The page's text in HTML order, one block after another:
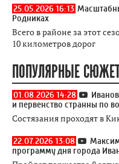
25.05.2026 16:13
Родниках
Всего в районе за этот
10 километров дорог
ПОПУЛЯРНЫЕ
01.08.2026 14:28
и первенство странны по
Состязания проходят в
22.07.2026 13:08
программу дня города